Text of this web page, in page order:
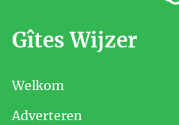
Gîtes Wijzer
Welkom
Adverteren